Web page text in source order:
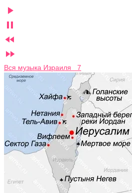




Вся музыка Израиля 7